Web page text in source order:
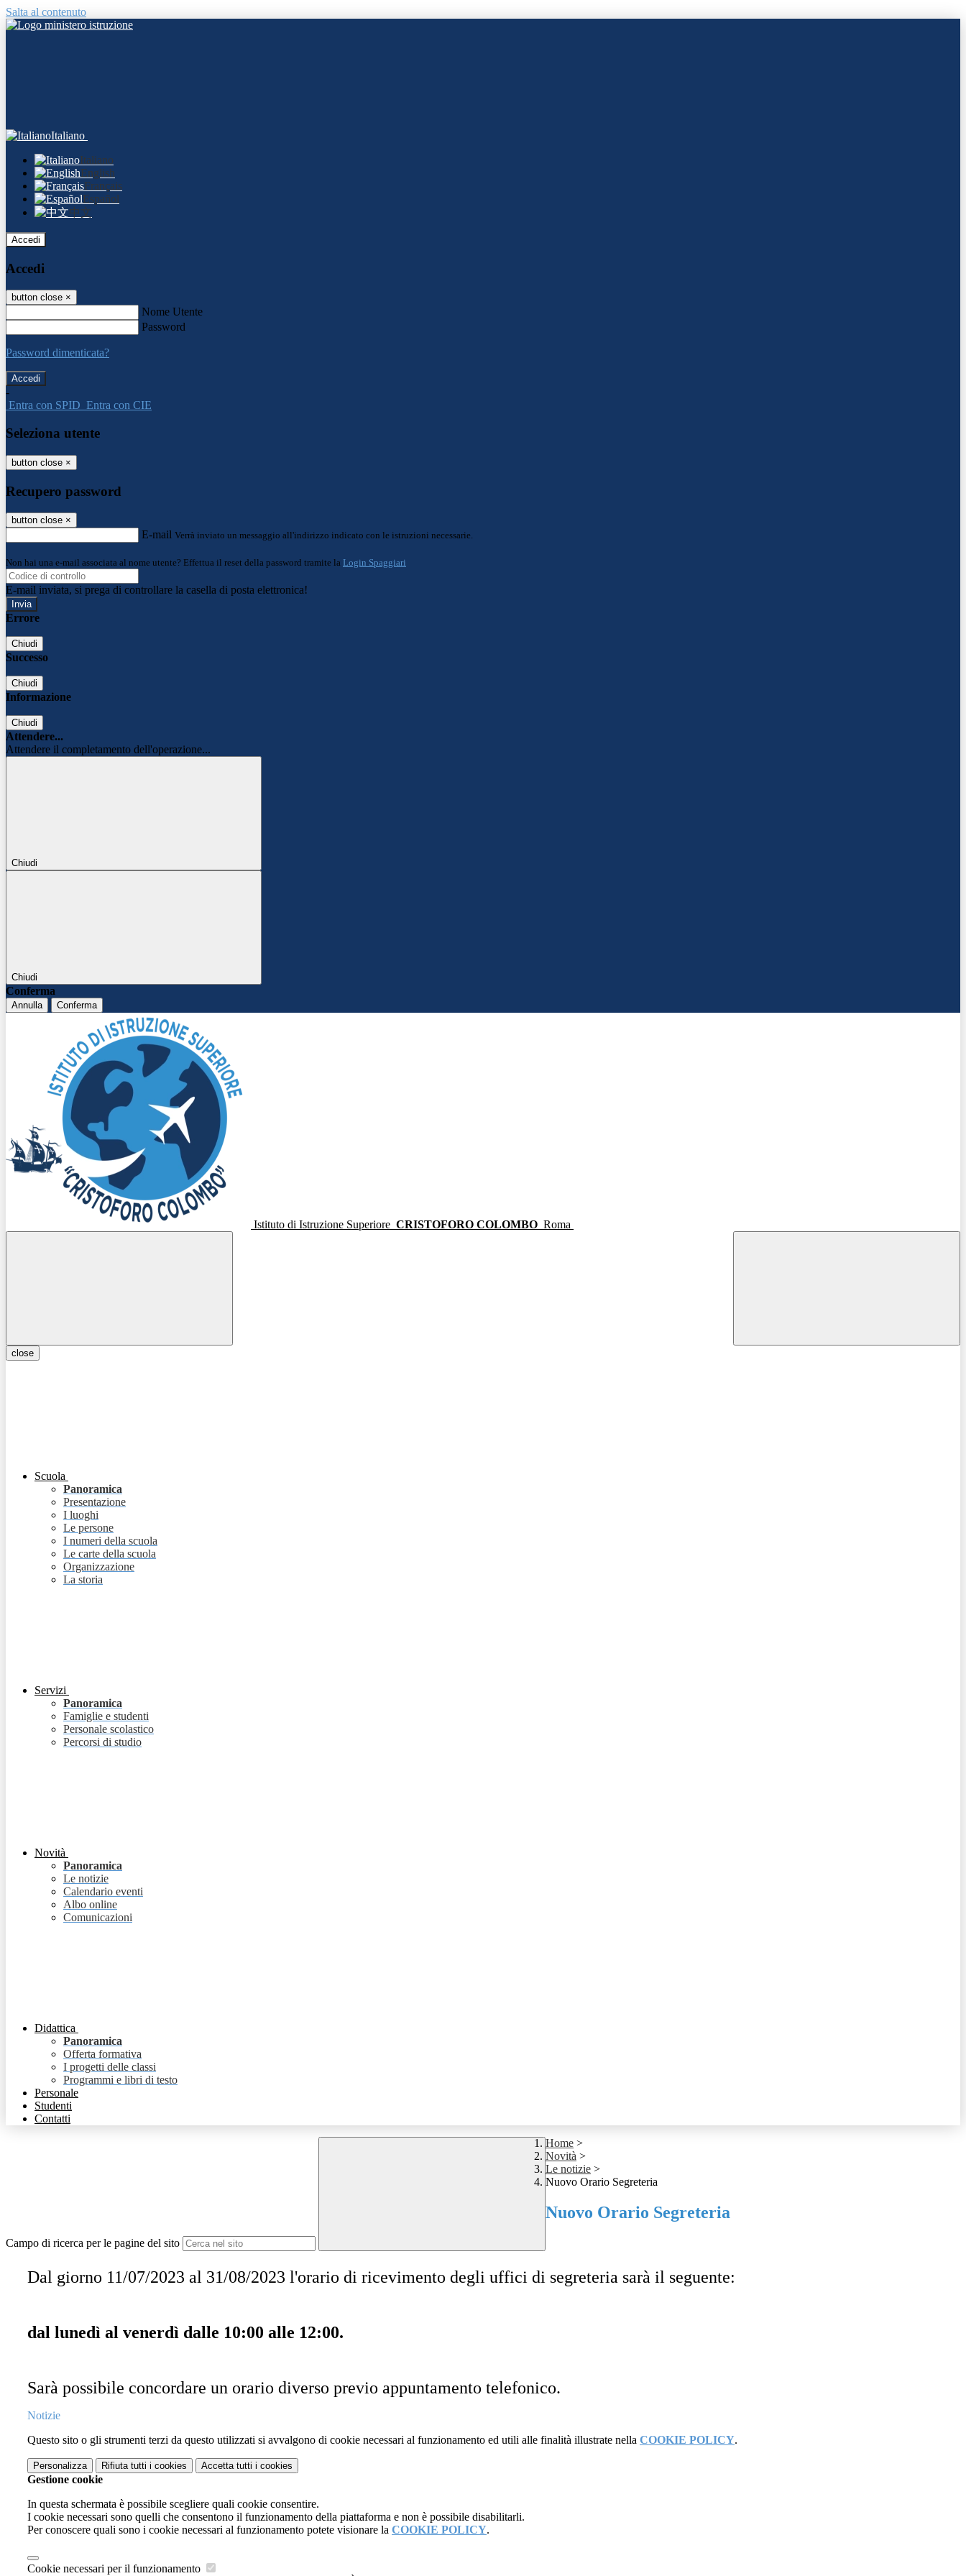
Salta al contenuto
Italiano
Italiano
English
Français
Español
中文
Accedi
Accedi
button close ×
Nome Utente
Password
Password dimenticata?
-
Entra con SPID Entra con CIE
Seleziona utente
button close ×
Recupero password
button close ×
E-mail Verrà inviato un messaggio all'indirizzo indicato con le istruzioni necessarie.
Non hai una e-mail associata al nome utente? Effettua il reset della password tramite la Login Spaggiari
E-mail inviata, si prega di controllare la casella di posta elettronica!
Errore
Chiudi
Successo
Chiudi
Informazione
Chiudi
Attendere...
Attendere il completamento dell'operazione...
Chiudi
Chiudi
Conferma
Annulla Conferma
Istituto di Istruzione Superiore CRISTOFORO COLOMBO Roma
close
Scuola
Panoramica
Presentazione
I luoghi
Le persone
I numeri della scuola
Le carte della scuola
Organizzazione
La storia
Servizi
Panoramica
Famiglie e studenti
Personale scolastico
Percorsi di studio
Novità
Panoramica
Le notizie
Calendario eventi
Albo online
Comunicazioni
Didattica
Panoramica
Offerta formativa
I progetti delle classi
Programmi e libri di testo
Personale
Studenti
Contatti
Campo di ricerca per le pagine del sito
Home >
Novità >
Le notizie >
Nuovo Orario Segreteria
Nuovo Orario Segreteria
Dal giorno 11/07/2023 al 31/08/2023 l'orario di ricevimento degli uffici di segreteria sarà il seguente:
dal lunedì al venerdì dalle 10:00 alle 12:00.
Sarà possibile concordare un orario diverso previo appuntamento telefonico.
Notizie
Questo sito o gli strumenti terzi da questo utilizzati si avvalgono di cookie necessari al funzionamento ed utili alle finalità illustrate nella COOKIE POLICY.
Personalizza Rifiuta tutti i cookies Accetta tutti i cookies
Gestione cookie
In questa schermata è possibile scegliere quali cookie consentire.
I cookie necessari sono quelli che consentono il funzionamento della piattaforma e non è possibile disabilitarli.
Per conoscere quali sono i cookie necessari al funzionamento potete visionare la COOKIE POLICY.
Cookie necessari per il funzionamento